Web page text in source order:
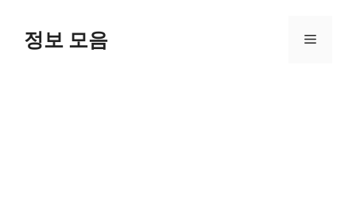
content정보 모음 Menu